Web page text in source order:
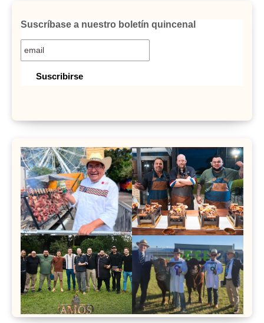
Suscríbase a nuestro boletín quincenal